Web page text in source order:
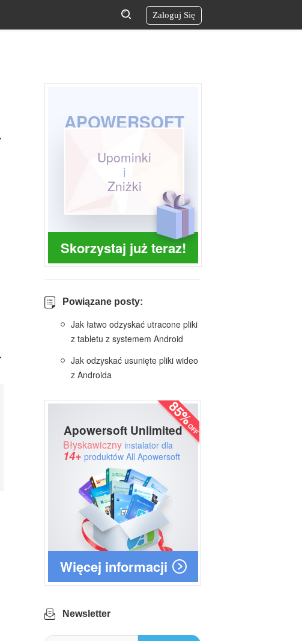
Zaloguj Się
Skorzystaj już teraz!
APOWERSOFT
Upominki
i
Zniżki
Powiązane posty:
Jak łatwo odzyskać utracone pliki
z tabletu z systemem Android
Jak odzyskać usunięte pliki wideo
z Androida
Więcej informacji
Apowersoft Unlimited
Błyskawiczny instalator dla
14+ produktów All Apowersoft
Newsletter